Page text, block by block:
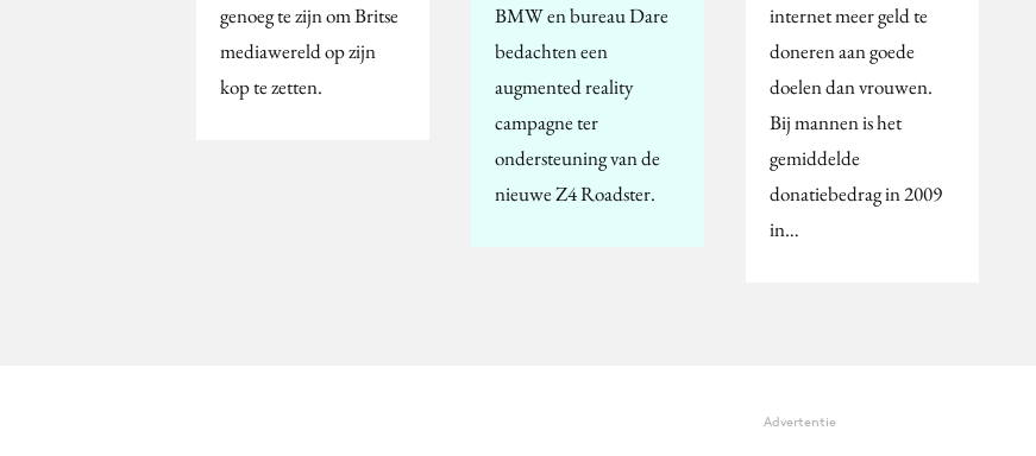
genoeg te zijn om Britse
mediawereld op zijn
kop te zetten.
BMW en bureau Dare
bedachten een
augmented reality
campagne ter
ondersteuning van de
nieuwe Z4 Roadster.
internet meer geld te
doneren aan goede
doelen dan vrouwen.
Bij mannen is het
gemiddelde
donatiebedrag in 2009
in…
Advertentie